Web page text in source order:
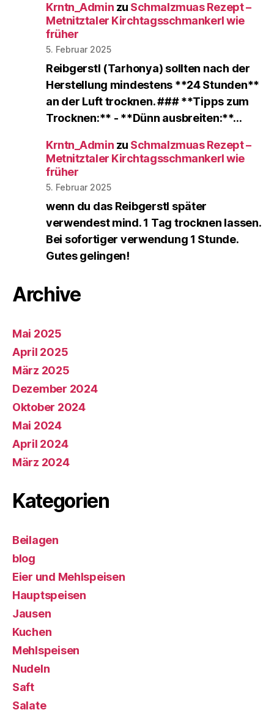
Krntn_Admin zu Schmalzmuas Rezept –
Metnitztaler Kirchtagsschmankerl wie
früher
5. Februar 2025
Reibgerstl (Tarhonya) sollten nach der
Herstellung mindestens **24 Stunden**
an der Luft trocknen. ### **Tipps zum
Trocknen:** - **Dünn ausbreiten:**…
Krntn_Admin zu Schmalzmuas Rezept –
Metnitztaler Kirchtagsschmankerl wie
früher
5. Februar 2025
wenn du das Reibgerstl später
verwendest mind. 1 Tag trocknen lassen.
Bei sofortiger verwendung 1 Stunde.
Gutes gelingen!
Archive
Mai 2025
April 2025
März 2025
Dezember 2024
Oktober 2024
Mai 2024
April 2024
März 2024
Kategorien
Beilagen
blog
Eier und Mehlspeisen
Hauptspeisen
Jausen
Kuchen
Mehlspeisen
Nudeln
Saft
Salate